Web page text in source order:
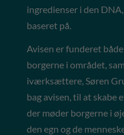
ingredienser i den
baseret på.
Avisen er funderet
borgerne i området,
iværksættere, Søren
bag avisen, til at skabe
der møder borgerne i
den egn og de